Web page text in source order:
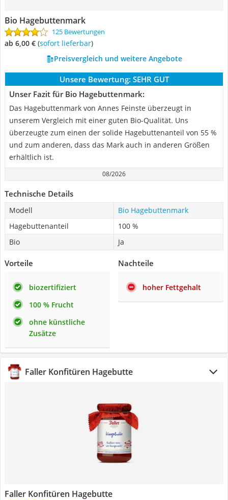
Bio Hagebuttenmark
125 Bewertungen
ab 6,00 € ( Sofort lieferbar)
Preisvergleich und weitere Angebote
Unsere Bewertung: SEHR GUT
Unser Fazit für Bio Hagebuttenmark:
Das Hagebuttenmark von Annes Feinste überzeugt in
unserem Vergleich mit einer guten Bio-Qualität. Uns
überzeugte zum einen der solide Hagebuttenanteil von 55 %
und zum anderen, dass das Mark auch in anderen Größen
erhältlich ist.
08/2026
Technische Details
Modell
Bio Hagebuttenmark
Hagebuttenanteil
100 %
Bio
Ja
Vorteile
biozertifiziert
100 % Frucht
ohne künstliche
Zusätze
Nachteile
hoher Fettgehalt
Faller Konfitüren Hagebutte
Faller Konfitüren Hagebutte